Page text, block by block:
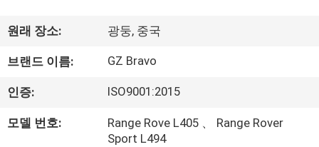
회
사
소
원래 장소: 광둥, 중국
브랜드 이름: GZ Bravo
인증: ISO9001:2015
모델 번호:
Range Rove L405 、 Range Rover
Sport L494